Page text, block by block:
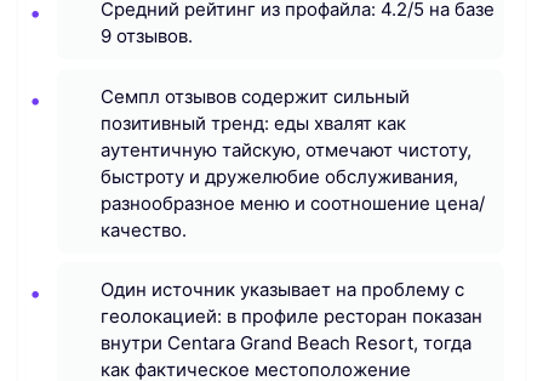
Средний рейтинг из профайла: 4.2/5 на базе
9 отзывов.
Семпл отзывов содержит сильный
позитивный тренд: еды хвалят как
аутентичную тайскую, отмечают чистоту,
быстроту и дружелюбие обслуживания,
разнообразное меню и соотношение цена/
качество.
Один источник указывает на проблему с
геолокацией: в профиле ресторан показан
внутри Centara Grand Beach Resort, тогда
как фактическое местоположение